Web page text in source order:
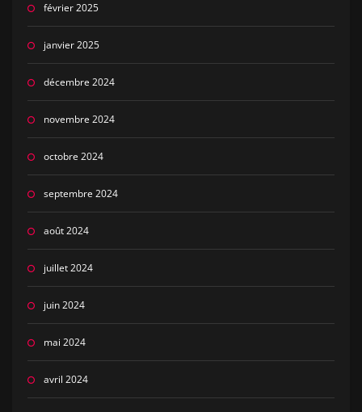
février 2025
janvier 2025
décembre 2024
novembre 2024
octobre 2024
septembre 2024
août 2024
juillet 2024
juin 2024
mai 2024
avril 2024